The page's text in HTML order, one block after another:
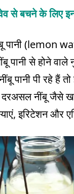
से बचने के लिए
पानी (lemon
पानी से होने
पानी पी रहे हैं
नींबू जैसे
इरिटेशन और